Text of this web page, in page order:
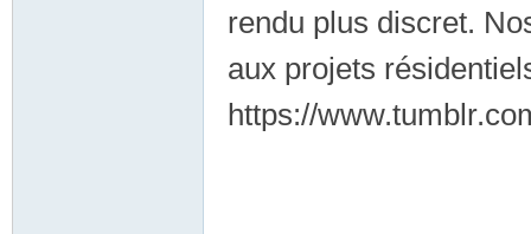
rendu plus discret.
aux projets
https://